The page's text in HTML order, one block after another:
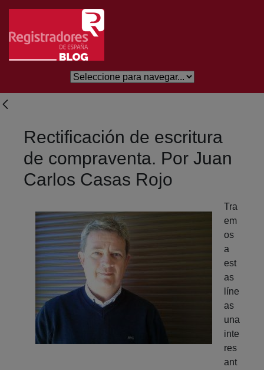
Salta al contingut principal
Rectificación de escritura
de compraventa. Por Juan
Carlos Casas Rojo
Tra
em
os
a
est
as
líne
as
una
inte
res
ant